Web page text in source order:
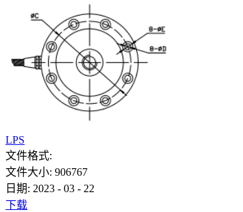
LPS
文件格式:
文件大小: 906767
日期: 2023 - 03 - 22
下载